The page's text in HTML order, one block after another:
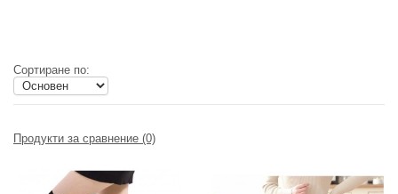
Сортиране по:
Продукти за сравнение (0)